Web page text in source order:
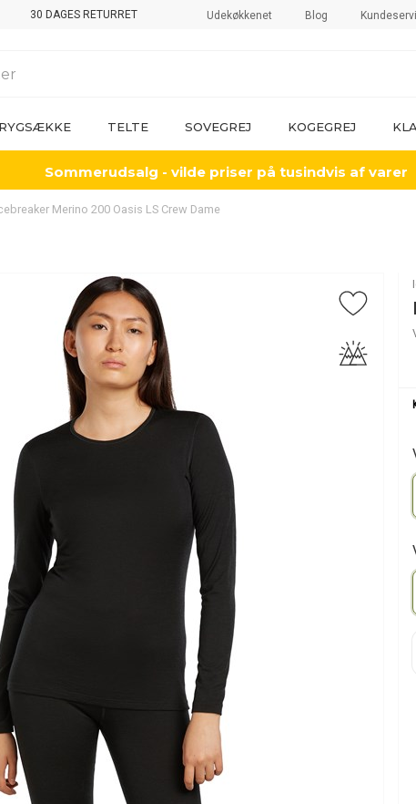
30 DAGES RETURRET Udekøkkenet Blog
RYGSÆKKE TELTE SOVEGREJ KOGEGREJ
Sommerudsalg - vilde priser på tusindvis af varer
Merino 200 Oasis LS Crew Dame